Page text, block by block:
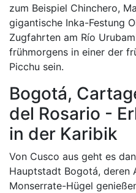
zum Beispiel Chinchero,
gigantische Inka-Festung
Zugfahrten am Río
frühmorgens in einer der
Picchu sein.
Bogotá,
del Rosario -
in der Karibik
Von Cusco aus geht es
Hauptstadt Bogotá, deren
Monserrate-Hügel